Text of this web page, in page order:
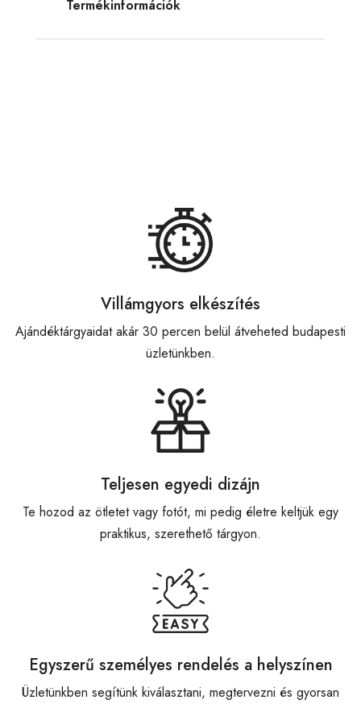
Termékinformációk
Villámgyors elkészítés
Ajándéktárgyaidat akár 30 percen belül átveheted budapesti
üzletünkben.
Teljesen egyedi dizájn
Te hozod az ötletet vagy fotót, mi pedig életre keltjük egy
praktikus, szerethető tárgyon.
Egyszerű személyes rendelés a helyszínen
Üzletünkben segítünk kiválasztani, megtervezni és gyorsan